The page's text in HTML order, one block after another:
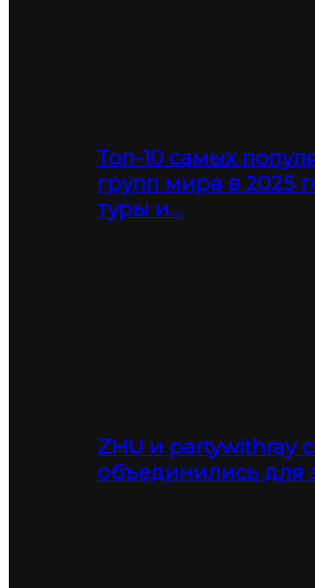
Топ-10 самых
групп мира в 2025
туры и…
ZHU и partywithray
объединились для